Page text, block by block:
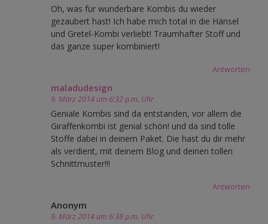
Oh, was für wunderbare Kombis du wieder
gezaubert hast! Ich habe mich total in die Hänsel
und Gretel-Kombi verliebt! Traumhafter Stoff und
das ganze super kombiniert!
Antworten
maladudesign
9. März 2014 um 6:32 p.m. Uhr
Geniale Kombis sind da entstanden, vor allem die
Giraffenkombi ist genial schön! und da sind tolle
Stoffe dabei in deinem Paket. Die hast du dir mehr
als verdient, mit deinem Blog und deinen tollen
Schnittmuster!!!
Antworten
Anonym
9. März 2014 um 6:38 p.m. Uhr